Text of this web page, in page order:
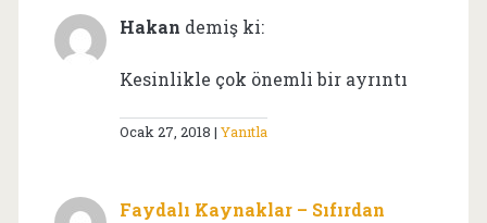
Hakan demiş ki:
Kesinlikle çok önemli bir ayrıntı
Ocak 27, 2018 Yanıtla
Faydalı Kaynaklar – Sıfırdan